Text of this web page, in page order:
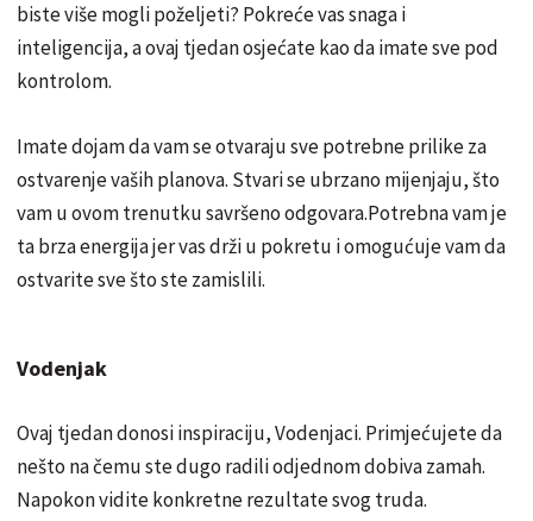
biste više mogli poželjeti? Pokreće vas snaga i
inteligencija, a ovaj tjedan osjećate kao da imate sve pod
kontrolom.
Imate dojam da vam se otvaraju sve potrebne prilike za
ostvarenje vaših planova. Stvari se ubrzano mijenjaju, što
vam u ovom trenutku savršeno odgovara.Potrebna vam je
ta brza energija jer vas drži u pokretu i omogućuje vam da
ostvarite sve što ste zamislili.
Vodenjak
Ovaj tjedan donosi inspiraciju, Vodenjaci. Primjećujete da
nešto na čemu ste dugo radili odjednom dobiva zamah.
Napokon vidite konkretne rezultate svog truda.